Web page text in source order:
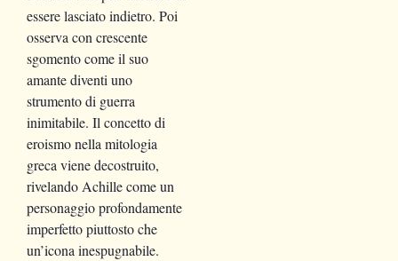
essere lasciato indietro. Poi
osserva con crescente
sgomento come il suo
amante diventi uno
strumento di guerra
inimitabile. Il concetto di
eroismo nella mitologia
greca viene decostruito,
rivelando Achille come un
personaggio profondamente
imperfetto piuttosto che
un’icona inespugnabile.